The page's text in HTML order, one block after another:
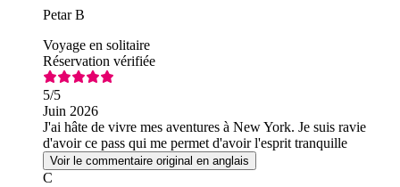
Petar B
Voyage en solitaire
Réservation vérifiée
5/5
Juin 2026
J'ai hâte de vivre mes aventures à New York. Je suis ravie
d'avoir ce pass qui me permet d'avoir l'esprit tranquille
Voir le commentaire original en anglais
C